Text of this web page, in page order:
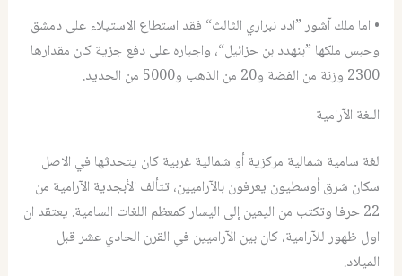
• اما ملك آشور ”ادد نبراري الثالث“ فقد استطاع الاستيلاء على دمشق
وحبس ملكها ”بنهدد بن حزائيل“، واجباره على دفع جزية كان مقدارها
2300 وزنة من الفضة و20 من الذهب و5000 من الحديد.
اللغة الآرامية
لغة سامية شمالية مركزية أو شمالية غربية كان يتحدثها في الاصل
سكان شرق أوسطيون يعرفون بالآراميين، تتألف الأبجدية الآرامية من
22 حرفا وتكتب من اليمين إلى اليسار كمعظم اللغات السامية. يعتقد ان
اول ظهور للآرامية، كان بين الآراميين في القرن الحادي عشر قبل
الميلاد.